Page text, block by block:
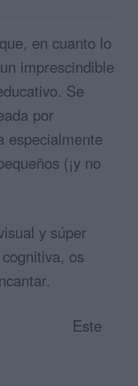
en cuanto lo
imprescindible
Se
por
especialmente
(¡y no
y súper
os
Este